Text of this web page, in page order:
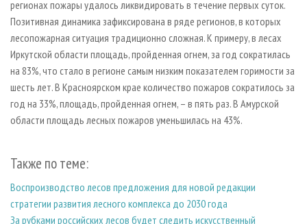
регионах пожары удалось ликвидировать в течение первых суток.
Позитивная динамика зафиксирована в ряде регионов, в которых
лесопожарная ситуация традиционно сложная. К примеру, в лесах
Иркутской области площадь, пройденная огнем, за год сократилась
на 83%, что стало в регионе самым низким показателем горимости за
шесть лет. В Красноярском крае количество пожаров сократилось за
год на 33%, площадь, пройденная огнем, – в пять раз. В Амурской
области площадь лесных пожаров уменьшилась на 43%.
Также по теме:
Воспроизводство лесов предложения для новой редакции
стратегии развития лесного комплекса до 2030 года
За рубками российских лесов будет следить искусственный